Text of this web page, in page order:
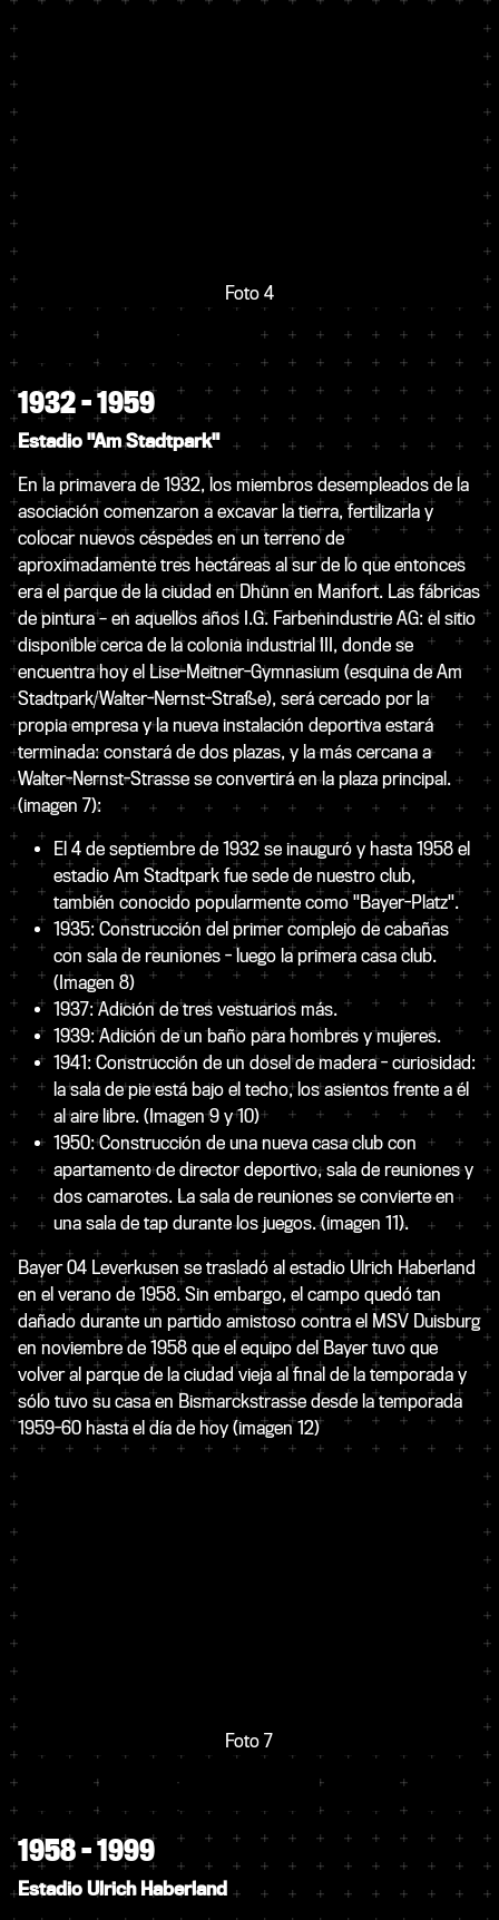
Foto 4
1932 – 1959
Estadio "Am Stadtpark"
En la primavera de 1932, los miembros desempleados de la
asociación comenzaron a excavar la tierra, fertilizarla y
colocar nuevos céspedes en un terreno de
aproximadamente tres hectáreas al sur de lo que entonces
era el parque de la ciudad en Dhünn en Manfort. Las fábricas
de pintura – en aquellos años I.G. Farbenindustrie AG: el sitio
disponible cerca de la colonia industrial III, donde se
encuentra hoy el Lise-Meitner-Gymnasium (esquina de Am
Stadtpark/Walter-Nernst-Straße), será cercado por la
propia empresa y la nueva instalación deportiva estará
terminada: constará de dos plazas, y la más cercana a
Walter-Nernst-Strasse se convertirá en la plaza principal.
(imagen 7):
El 4 de septiembre de 1932 se inauguró y hasta 1958 el
estadio Am Stadtpark fue sede de nuestro club,
también conocido popularmente como "Bayer-Platz".
1935: Construcción del primer complejo de cabañas
con sala de reuniones - luego la primera casa club.
(Imagen 8)
1937: Adición de tres vestuarios más.
1939: Adición de un baño para hombres y mujeres.
1941: Construcción de un dosel de madera - curiosidad:
la sala de pie está bajo el techo, los asientos frente a él
al aire libre. (Imagen 9 y 10)
1950: Construcción de una nueva casa club con
apartamento de director deportivo, sala de reuniones y
dos camarotes. La sala de reuniones se convierte en
una sala de tap durante los juegos. (imagen 11).
Bayer 04 Leverkusen se trasladó al estadio Ulrich Haberland
en el verano de 1958. Sin embargo, el campo quedó tan
dañado durante un partido amistoso contra el MSV Duisburg
en noviembre de 1958 que el equipo del Bayer tuvo que
volver al parque de la ciudad vieja al final de la temporada y
sólo tuvo su casa en Bismarckstrasse desde la temporada
1959-60 hasta el día de hoy (imagen 12)
Foto 7
1958 – 1999
Estadio Ulrich Haberland